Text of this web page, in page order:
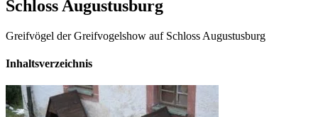
Schloss Augustusburg
Greifvögel der Greifvogelshow auf Schloss Augustusburg
Inhaltsverzeichnis